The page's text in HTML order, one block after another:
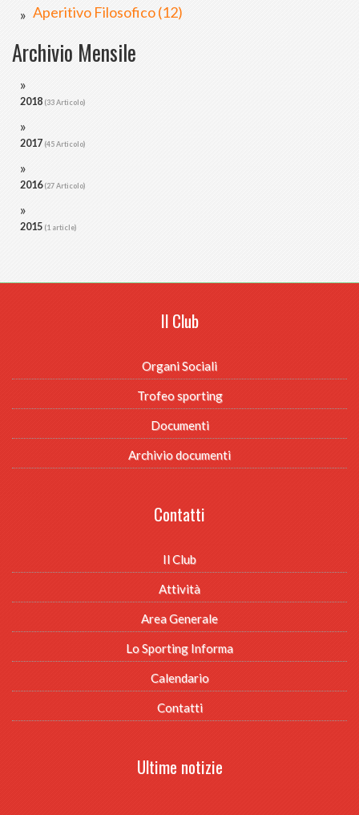
Aperitivo Filosofico (12)
Archivio Mensile
2018 (33 Articolo)
2017 (45 Articolo)
2016(27 Articolo)
2015 (1 article)
Il Club
Organi Sociali
Trofeo sporting
Documenti
Archivio documenti
Contatti
Il Club
Attività
Area Generale
Lo Sporting Informa
Calendario
Contatti
Ultime notizie